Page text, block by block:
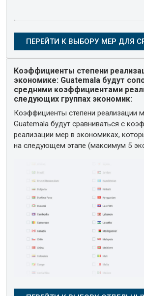
Коэффициенты степени
экономике: Guatemala будут
средними коэффициентами
следующих группах экономик:
Коэффициенты степени реализации
Guatemala будут сравниваться с
реализации мер в экономиках,
на следующем этапе (максимум 5